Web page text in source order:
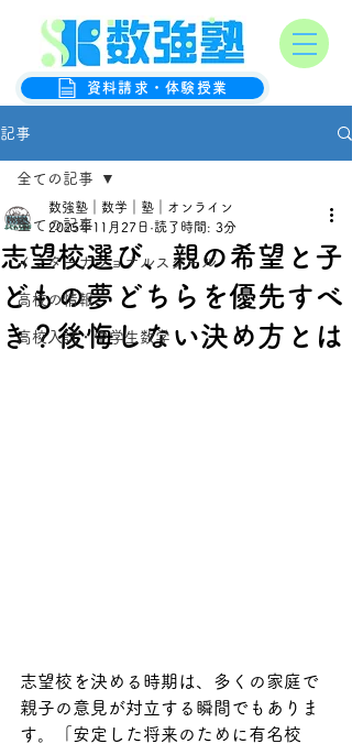
数強塾
オンライン数学克服塾
資料請求・体験授業
記事
全ての記事
インターナショナルスクール
高校の情報
高校入試・中学生数学
全ての記事
志望校選び、親の希望と子
どもの夢どちらを優先すべ
き？後悔しない決め方とは
数強塾｜数学｜塾｜オンライン
2025年11月27日 読了時間: 3分
志望校を決める時期は、多くの家庭で
親子の意見が対立する瞬間でもありま
す。「安定した将来のために有名校